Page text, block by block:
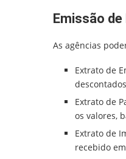
Emissão
As agências
Extrato de
Extrato de
os valores,
Extrato de
recebido